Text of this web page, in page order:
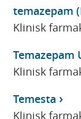
temazepam
Klinisk
Temazepam
Klinisk
Temesta
Klinisk